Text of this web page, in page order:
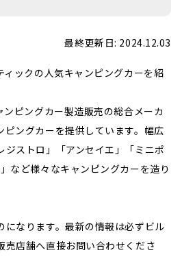
最終更新日: 2024.12.03
ィックの人気キャンピングカーを紹
ンピングカー製造販売の総合メーカ
ピングカーを提供しています。幅広
ジストロ」「アンセイエ」「ミニポ
など様々なキャンピングカーを造り
なります。最新の情報は必ずビル
売店舗へ直接お問い合わせくださ